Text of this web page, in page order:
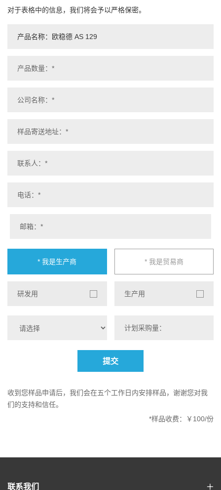
对于表格中的信息，我们将会予以严格保密。
* 我是生产商 * 我是贸易商
研发用 生产用
提交
收到您样品申请后，我们会在五个工作日内安排样品，谢谢您对我
们的支持和信任。
*样品收费：￥100/份
联系我们